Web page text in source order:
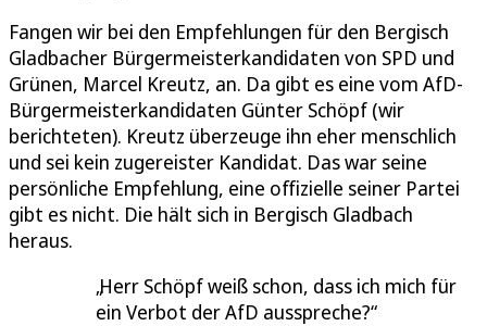
Fangen wir bei den Empfehlungen für den Bergisch
Gladbacher Bürgermeisterkandidaten von SPD und
Grünen, Marcel Kreutz, an. Da gibt es eine vom AfD-
Bürgermeisterkandidaten Günter Schöpf (wir
berichteten). Kreutz überzeuge ihn eher menschlich
und sei kein zugereister Kandidat. Das war seine
persönliche Empfehlung, eine offizielle seiner Partei
gibt es nicht. Die hält sich in Bergisch Gladbach
heraus.
Herr Schöpf weiß schon, dass ich mich für
ein Verbot der AfD ausspreche?